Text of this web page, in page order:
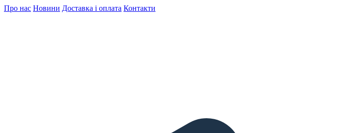
Про нас Новини Доставка і оплата Контакти